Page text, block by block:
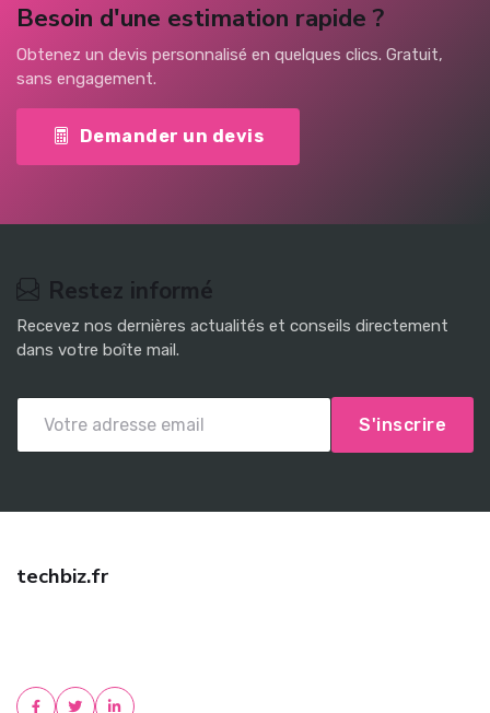
Besoin d'une estimation rapide ?
Obtenez un devis personnalisé en quelques clics. Gratuit,
sans engagement.
Demander un devis
Restez informé
Recevez nos dernières actualités et conseils directement
dans votre boîte mail.
S'inscrire
techbiz.fr